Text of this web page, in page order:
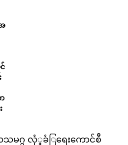
မဂ္ဂ လုံူခံြရေးကောင်စီ